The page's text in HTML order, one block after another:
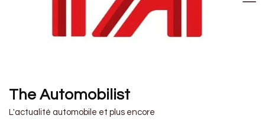
The Automobilist
L'actualité automobile et plus encore